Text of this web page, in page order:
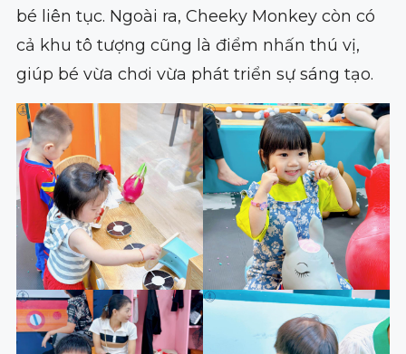
bé liên tục. Ngoài ra, Cheeky Monkey còn có
cả khu tô tượng cũng là điểm nhấn thú vị,
giúp bé vừa chơi vừa phát triển sự sáng tạo.